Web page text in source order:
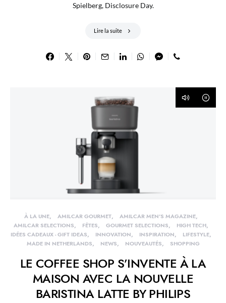
Spielberg, Disclosure Day.
Lire la suite
À LA UNE AMILCAR GOURMET
AMILCAR MEN'S MAGAZINE
AMILCAR SELECTIONS
FÊTES GOURMET SELECTIONS
HIGH TECH
IDÉES CADEAUX - GIFT IDEAS
INNOVATION INSPIRATION
LIFESTYLE
MADE IN NETHERLANDS
NEWS NOUVEAUTÉS SHOPPING
LE COFFEE SHOP S’INVENTE À LA
MAISON AVEC LA NOUVELLE
BARISTINA LATTE BY PHILIPS